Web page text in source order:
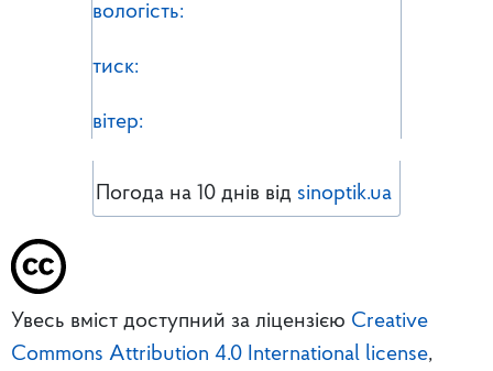
вологість:
тиск:
вітер:
Погода на 10 днів від sinoptik.ua
Увесь вміст доступний за ліцензією Creative
Commons Attribution 4.0 International license,